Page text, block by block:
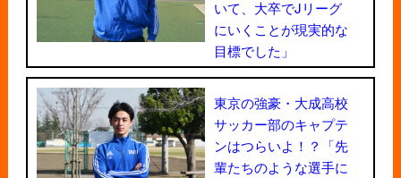
いて、大卒でJリーグ
にいくことが現実的な
目標でした」
東京の強豪・大成高校
サッカー部のキャプテ
ンはつらいよ！？「先
輩たちのような選手に